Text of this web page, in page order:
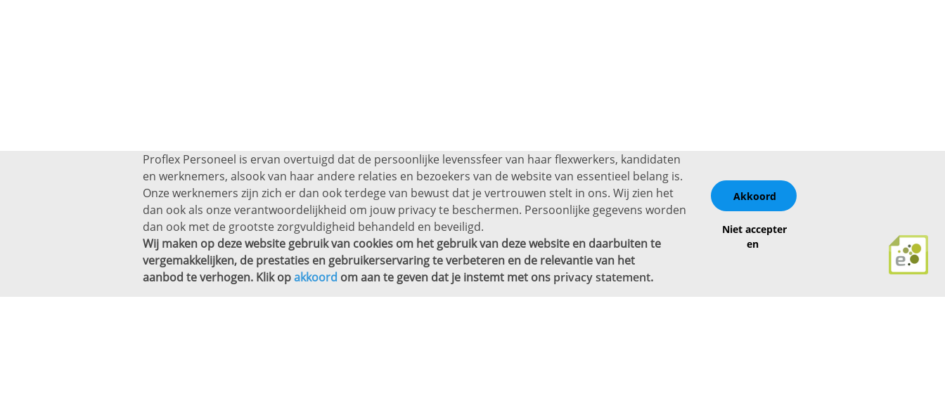
Proflex Personeel is ervan overtuigd dat de persoonlijke levenssfeer van haar flexwerkers, kandidaten
en werknemers, alsook van haar andere relaties en bezoekers van de website van essentieel belang is.
Onze werknemers zijn zich er dan ook terdege van bewust dat je vertrouwen stelt in ons. Wij zien het
dan ook als onze verantwoordelijkheid om jouw privacy te beschermen. Persoonlijke gegevens worden
dan ook met de grootste zorgvuldigheid behandeld en beveiligd.
Wij maken op deze website gebruik van cookies om het gebruik van deze website en daarbuiten te
vergemakkelijken, de prestaties en gebruikerservaring te verbeteren en de relevantie van het
aanbod te verhogen. Klik opakkoord om aan te geven dat je instemt met ons privacy statement.
Akkoord
Niet accepter
en